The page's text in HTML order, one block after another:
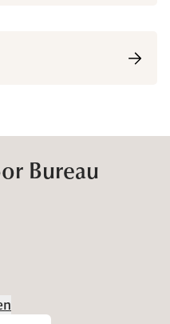
Bureau